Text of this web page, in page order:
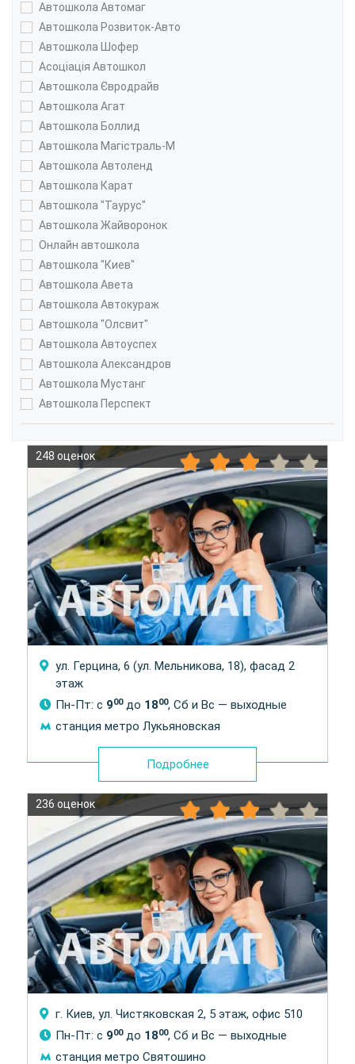
Автошкола Автомаг
Автошкола Розвиток-Авто
Автошкола Шофер
Асоціація Автошкол
Автошкола Євродрайв
Автошкола Агат
Автошкола Боллид
Автошкола Магістраль-М
Автошкола Автоленд
Автошкола Карат
Автошкола "Таурус"
Автошкола Жайворонок
Онлайн автошкола
Автошкола "Киев"
Автошкола Авета
Автошкола Автокураж
Автошкола "Олсвит"
Автошкола Автоуспех
Автошкола Александров
Автошкола Мустанг
Автошкола Перспект
248 оценок
ул. Герцина, 6 (ул. Мельникова, 18), фасад 2
этаж
Пн-Пт: с 900до 1800, Сб и Вс — выходные
станция метро Лукьяновская
Подробнее
236 оценок
г. Киев, ул. Чистяковская 2, 5 этаж, офис 510
Пн-Пт: с 900до 1800, Сб и Вс — выходные
станция метро Святошино